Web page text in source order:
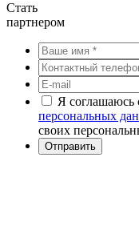
Стать
партнером
Я соглашаюсь
персональных
своих